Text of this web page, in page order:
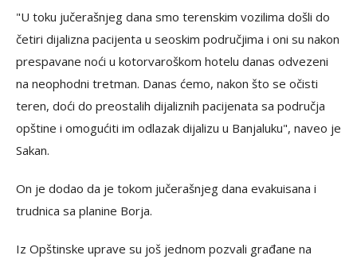
"U toku jučerašnjeg dana smo terenskim vozilima došli do
četiri dijalizna pacijenta u seoskim područjima i oni su nakon
prespavane noći u kotorvaroškom hotelu danas odvezeni
na neophodni tretman. Danas ćemo, nakon što se očisti
teren, doći do preostalih dijaliznih pacijenata sa područja
opštine i omogućiti im odlazak dijalizu u Banjaluku", naveo je
Sakan.
On je dodao da je tokom jučerašnjeg dana evakuisana i
trudnica sa planine Borja.
Iz Opštinske uprave su još jednom pozvali građane na